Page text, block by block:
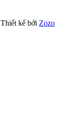
Thiết kế bởi Zozo